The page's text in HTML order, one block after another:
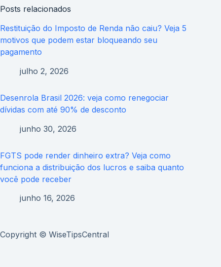
Posts relacionados
Restituição do Imposto de Renda não caiu? Veja 5
motivos que podem estar bloqueando seu
pagamento
julho 2, 2026
Desenrola Brasil 2026: veja como renegociar
dívidas com até 90% de desconto
junho 30, 2026
FGTS pode render dinheiro extra? Veja como
funciona a distribuição dos lucros e saiba quanto
você pode receber
junho 16, 2026
Copyright © WiseTipsCentral